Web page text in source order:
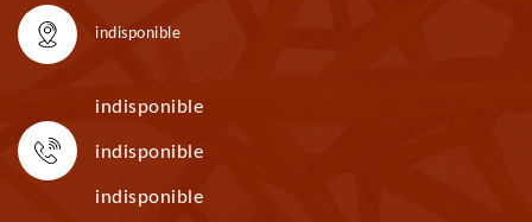
indisponible
indisponible
indisponible
indisponible